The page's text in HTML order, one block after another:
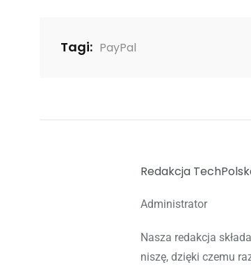
Tagi: PayPal
Redakcja
Administrator
Nasza redakcja
niszę, dzięki czemu